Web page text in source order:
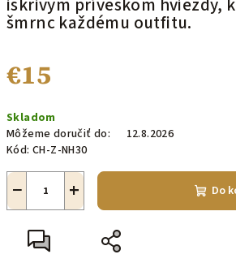
iskrivým príveskom hviezdy,
šmrnc každému outfitu.
€15
cena:
Skladom
Môžeme doručiť do:
12.8.2026
Kód: CH-Z-NH30
+
− Do